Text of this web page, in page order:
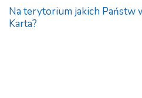
Na terytorium jakich Państw
Karta?